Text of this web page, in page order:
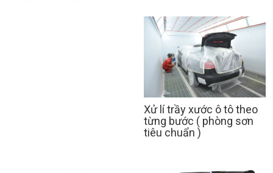
Xử lí trầy xước ô tô theo
từng bước ( phòng sơn
tiêu chuẩn )